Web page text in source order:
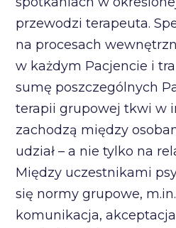
przewodzi terapeuta.
na procesach
w każdym Pacjencie i
sumę poszczególnych
terapii grupowej tkwi w
zachodzą między
udział – a nie tylko na
Między uczestnikami
się normy grupowe,
komunikacja,